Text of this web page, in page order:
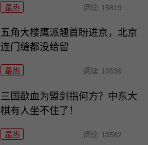
最热 阅读 15819
五角大楼鹰派翘首盼进京，北京
连门缝都没给留
最热 阅读 10536
三国歃血为盟剑指何方？中东大
棋有人坐不住了！
最热 阅读 10562